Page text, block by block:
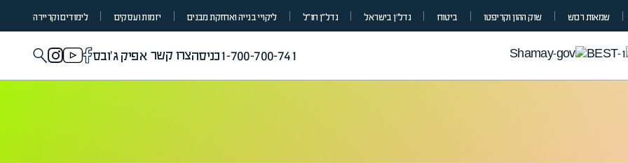
שמאות רכוש שוק ההון וקריפטו ביטוח נדל”ן בישראל נדל״ן חו״ל ליקויי בנייה ואחזקת מבנים יזמות ועסקים לימודים וקריירה
1-700-700-741כניסהצרו קשר אפיק ג'ובס